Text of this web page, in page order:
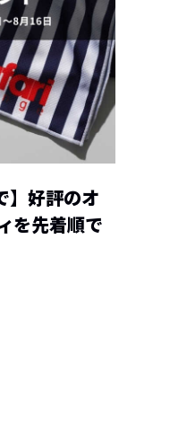
】好評のオ
を先着順で